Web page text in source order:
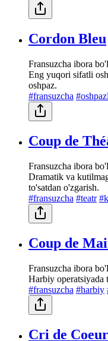
Cordon Bleu
Fransuzcha ibora
Eng yuqori sifatli
oshpaz.
#fransuzcha
Coup de
Fransuzcha ibora
Dramatik va
to'satdan o'zgarish.
#fransuzcha #teatr
Coup de
Fransuzcha ibora
Harbiy operatsiyada
#fransuzcha #harbiy
Cri de Coeur